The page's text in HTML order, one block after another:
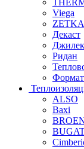
Viega
Декаст
Ридан
Формат
ALSO
Baxi